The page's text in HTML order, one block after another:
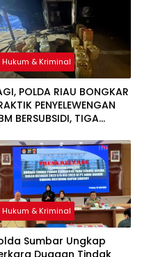
Hukum & Kriminal
POLDA RIAU BONGKAR
PENYELEWENGAN
BERSUBSIDI, TIGA
DIAMANKAN
Hukum & Kriminal
Sumbar Ungkap